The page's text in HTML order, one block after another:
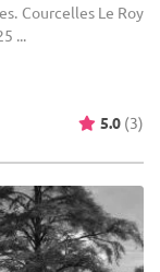
Courcelles Le Roy
...
5.0 (3)